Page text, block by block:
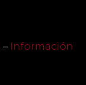
– Información